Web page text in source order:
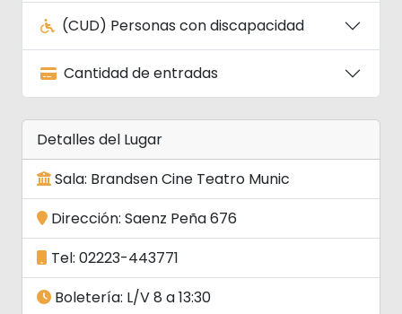
(CUD) Personas con discapacidad
Cantidad de entradas
Detalles del Lugar
Sala: Brandsen Cine Teatro Munic
Dirección: Saenz Peña 676
Tel: 02223-443771
Boletería: L/V 8 a 13:30